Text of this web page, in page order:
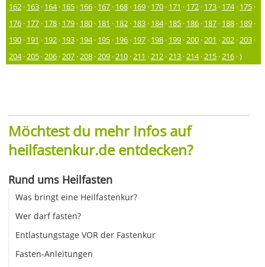
162 · 163 · 164· 165 · 166 · 167 · 168 · 169 · 170 · 171 · 172 · 173 · 174· 175 ·
176 · 177 · 178 · 179 · 180 · 181 · 182 · 183 · 184· 185 · 186 · 187 · 188 · 189 ·
190 · 191 · 192 · 193 · 194· 195 · 196 · 197 · 198 · 199 ·200 ·201 ·202 ·203 ·
204·205 ·206 ·207 ·208 ·209 ·210 ·211 ·212 ·213 ·214·215 ·216 · )
Möchtest du mehr Infos auf
heilfastenkur.de entdecken?
Rund ums Heilfasten
Was bringt eine Heilfastenkur?
Wer darf fasten?
Entlastungstage VOR der Fastenkur
Fasten-Anleitungen